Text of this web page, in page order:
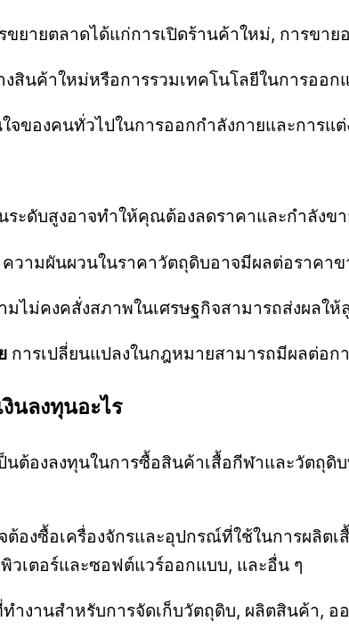
ขยายตลาดได้แก่การเปิดร้านค้าใหม่, การขา
งสินค้าใหม่หรือการรวมเทคโนโลยีในการออ
ของคนทั่วไปในการออกกำลังกายและการแ
ระดับสูงอาจทำให้คุณต้องลดราคาและกำลังข
ความผันผวนในราคาวัตถุดิบอาจมีผลต่อราคา
มไม่คงคสั่งสภาพในเศรษฐกิจสามารถส่งผลใ
การเปลี่ยนแปลงในกฎหมายสามารถมีผลต่อ
นลงทุนอะไร
นต้องลงทุนในการซื้อสินค้าเสื้อกีฬาและวัตถุดิ
องซื้อเครื่องจักรและอุปกรณ์ที่ใช้ในการผลิต
พิวเตอร์และซอฟต์แวร์ออกแบบ, และอื่น ๆ
งานสำหรับการจัดเก็บวัตถุดิบ, ผลิตสินค้า,